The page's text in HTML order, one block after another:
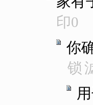
印0
你
锁